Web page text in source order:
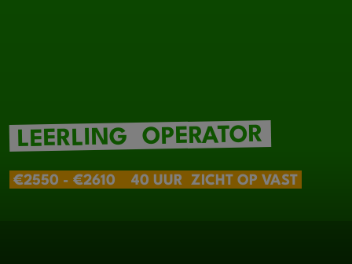
LEERLING OPERATOR
€2550 - €2610 40 UUR ZICHT OP VAST